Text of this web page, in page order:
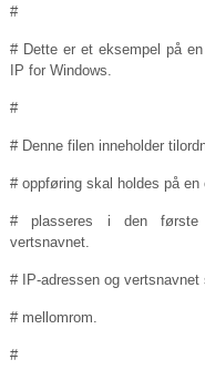
#
# Dette er et eksempel på
IP for Windows.
#
# Denne filen inneholder
# oppføring skal holdes på
# plasseres i den første
vertsnavnet.
# IP-adressen og
# mellomrom.
#